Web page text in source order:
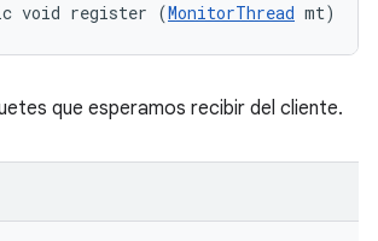
void register (MonitorThread mt)
que esperamos recibir del cliente.